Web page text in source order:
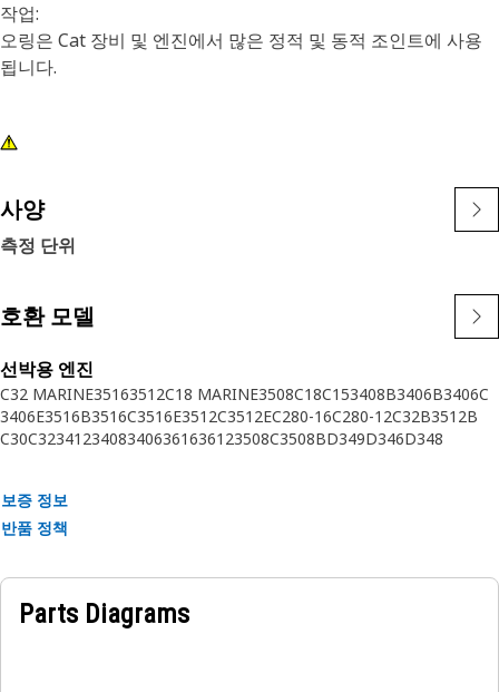
작업:
오링은 Cat 장비 및 엔진에서 많은 정적 및 동적 조인트에 사용
됩니다.
사양
측정 단위
호환 모델
선박용 엔진
C32 MARINE35163512C18 MARINE3508C18C153408B3406B3406C
3406E3516B3516C3516E3512C3512EC280-16C280-12C32B3512B
C30C32341234083406361636123508C3508BD349D346D348
보증 정보
반품 정책
Parts Diagrams